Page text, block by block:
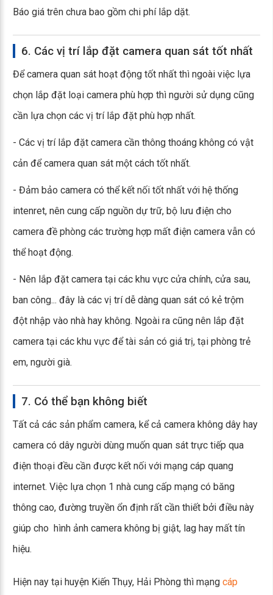
Báo giá trên chưa bao gồm chi phí lắp dặt.
6. Các vị trí lắp đặt camera quan sát tốt nhất
Để camera quan sát hoạt động tốt nhất thì ngoài việc lựa
chọn lắp đặt loại camera phù hợp thì người sử dụng cũng
cần lựa chọn các vị trí lắp đặt phù hợp nhất.
- Các vị trí lắp đặt camera cần thông thoáng không có vật
cản để camera quan sát một cách tốt nhất.
- Đảm bảo camera có thể kết nối tốt nhất với hệ thống
intenret, nên cung cấp nguồn dự trữ, bộ lưu điện cho
camera đề phòng các trường hợp mất điện camera vẫn có
thể hoạt động.
- Nên lắp đặt camera tại các khu vực cửa chính, cửa sau,
ban công... đây là các vị trí dễ dàng quan sát có kẻ trộm
đột nhập vào nhà hay không. Ngoài ra cũng nên lắp đặt
camera tại các khu vực để tài sản có giá trị, tại phòng trẻ
em, người già.
7. Có thể bạn không biết
Tất cả các sản phẩm camera, kể cả camera không dây hay
camera có dây người dùng muốn quan sát trực tiếp qua
điện thoại đều cần được kết nối với mạng cáp quang
internet. Việc lựa chọn 1 nhà cung cấp mạng có băng
thông cao, đường truyền ổn định rất cần thiết bởi điều này
giúp cho hình ảnh camera không bị giật, lag hay mất tín
hiệu.
Hiện nay tại huyện Kiến Thụy, Hải Phòng thì mạng cáp